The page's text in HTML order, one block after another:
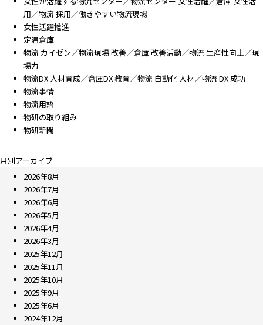
用／物流 採用／働きやすい物流現場
女性活躍推進
定温倉庫
物流 カイゼン／物流現場 改善／倉庫 改善活動／物流 生産性向上／現
場力
物流DX 人材育成／倉庫DX 教育／物流 自動化 人材／物流 DX 成功
物流事情
物流用語
物研の取り組み
物研新聞
月別アーカイブ
2026年8月
2026年7月
2026年6月
2026年5月
2026年4月
2026年3月
2025年12月
2025年11月
2025年10月
2025年9月
2025年6月
2024年12月